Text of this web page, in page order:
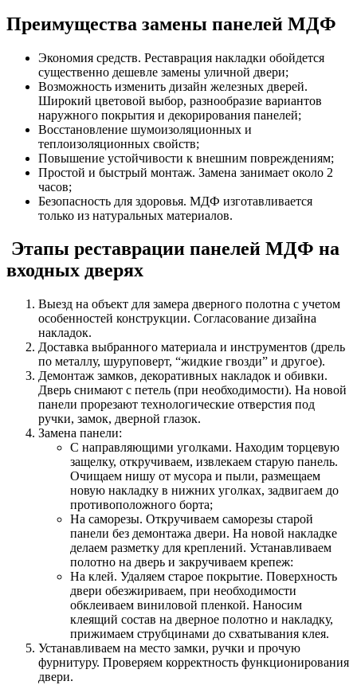
Преимущества замены панелей МДФ
Экономия средств. Реставрация накладки обойдется
существенно дешевле замены уличной двери;
Возможность изменить дизайн железных дверей.
Широкий цветовой выбор, разнообразие вариантов
наружного покрытия и декорирования панелей;
Восстановление шумоизоляционных и
теплоизоляционных свойств;
Повышение устойчивости к внешним повреждениям;
Простой и быстрый монтаж. Замена занимает около 2
часов;
Безопасность для здоровья. МДФ изготавливается
только из натуральных материалов.
Этапы реставрации панелей МДФ на
входных дверях
Выезд на объект для замера дверного полотна с учетом
особенностей конструкции. Согласование дизайна
накладок.
Доставка выбранного материала и инструментов (дрель
по металлу, шуруповерт, “жидкие гвозди” и другое).
Демонтаж замков, декоративных накладок и обивки.
Дверь снимают с петель (при необходимости). На новой
панели прорезают технологические отверстия под
ручки, замок, дверной глазок.
Замена панели:
С направляющими уголками. Находим торцевую
защелку, откручиваем, извлекаем старую панель.
Очищаем нишу от мусора и пыли, размещаем
новую накладку в нижних уголках, задвигаем до
противоположного борта;
На саморезы. Откручиваем саморезы старой
панели без демонтажа двери. На новой накладке
делаем разметку для креплений. Устанавливаем
полотно на дверь и закручиваем крепеж:
На клей. Удаляем старое покрытие. Поверхность
двери обезжириваем, при необходимости
обклеиваем виниловой пленкой. Наносим
клеящий состав на дверное полотно и накладку,
прижимаем струбцинами до схватывания клея.
Устанавливаем на место замки, ручки и прочую
фурнитуру. Проверяем корректность функционирования
двери.